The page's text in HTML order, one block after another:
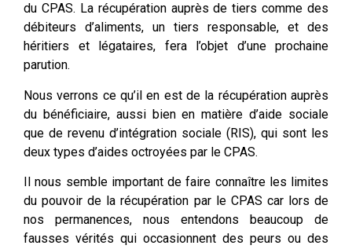
du CPAS. La récupération auprès de tiers comme des
débiteurs d’aliments, un tiers responsable, et des
héritiers et légataires, fera l’objet d’une prochaine
parution.
Nous verrons ce qu’il en est de la récupération auprès
du bénéficiaire, aussi bien en matière d’aide sociale
que de revenu d’intégration sociale (RIS), qui sont les
deux types d’aides octroyées par le CPAS.
Il nous semble important de faire connaître les limites
du pouvoir de la récupération par le CPAS car lors de
nos permanences, nous entendons beaucoup de
fausses vérités qui occasionnent des peurs ou des